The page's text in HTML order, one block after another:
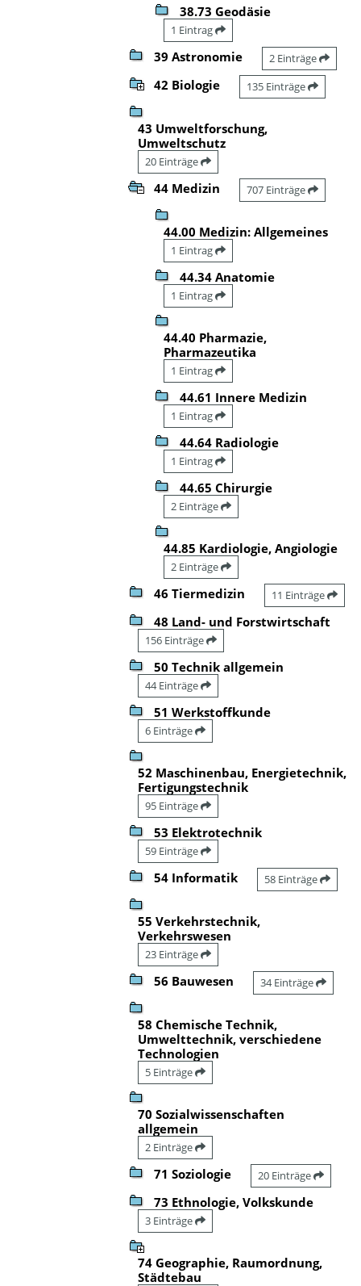
38.73 Geodäsie
1 Eintrag
39 Astronomie 2 Einträge
42 Biologie 135 Einträge
43 Umweltforschung,
Umweltschutz
20 Einträge
44 Medizin 707 Einträge
44.00 Medizin: Allgemeines
1 Eintrag
44.34 Anatomie
1 Eintrag
44.40 Pharmazie,
Pharmazeutika
1 Eintrag
44.61 Innere Medizin
1 Eintrag
44.64 Radiologie
1 Eintrag
44.65 Chirurgie
2 Einträge
44.85 Kardiologie, Angiologie
2 Einträge
46 Tiermedizin 11 Einträge
48 Land- und Forstwirtschaft
156 Einträge
50 Technik allgemein
44 Einträge
51 Werkstoffkunde
6 Einträge
52 Maschinenbau, Energietechnik,
Fertigungstechnik
95 Einträge
53 Elektrotechnik
59 Einträge
54 Informatik 58 Einträge
55 Verkehrstechnik,
Verkehrswesen
23 Einträge
56 Bauwesen 34 Einträge
58 Chemische Technik,
Umwelttechnik, verschiedene
Technologien
5 Einträge
70 Sozialwissenschaften
allgemein
2 Einträge
71 Soziologie 20 Einträge
73 Ethnologie, Volkskunde
3 Einträge
74 Geographie, Raumordnung,
Städtebau